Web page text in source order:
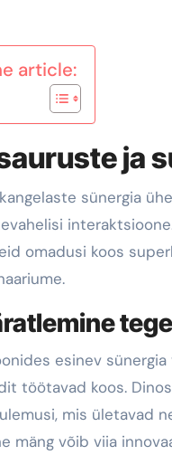
article:
ja
sünergia
omadusi koos
esinev
töötavad koos.
mis ületavad
mäng võib viia